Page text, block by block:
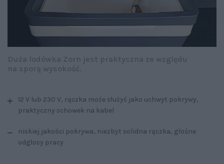
12 V lub 230 V, rączka może służyć jako uchwyt pokrywy,
praktyczny schowek na kabel
niskiej jakości pokrywa, niezbyt solidna rączka, głośne
odgłosy pracy